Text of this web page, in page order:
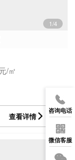
1/4
/㎡
查看详情
咨询电话
微信客服